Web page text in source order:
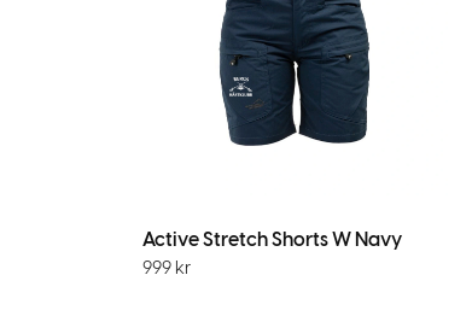
Active Stretch Shorts W Navy
999 kr